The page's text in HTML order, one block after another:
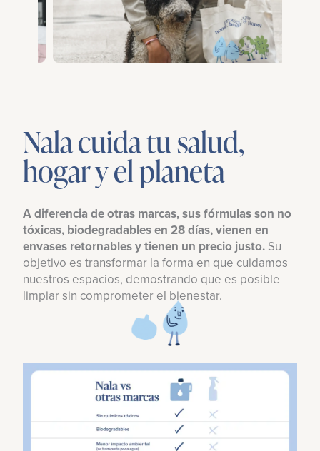
Nala cuida tu salud,
hogar y el planeta
A diferencia de otras marcas, sus fórmulas son no
tóxicas, biodegradables en 28 días, vienen en
envases retornables y tienen un precio justo. Su
objetivo es transformar la forma en que cuidamos
nuestros espacios, demostrando que es posible
limpiar sin comprometer el bienestar.